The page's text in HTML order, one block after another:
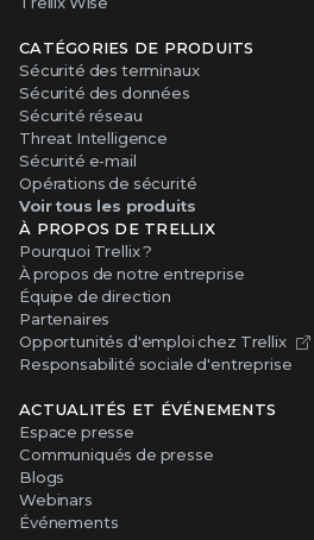
Sécurité des terminaux
Sécurité des données
Sécurité réseau
Threat Intelligence
Sécurité e-mail
Opérations de sécurité
Voir tous les produits
À PROPOS DE TRELLIX
Pourquoi Trellix ?
À propos de notre entreprise
Équipe de direction
Partenaires
Opportunités d'emploi chez Trellix
Responsabilité sociale d'entreprise
Espace presse
Communiqués de presse
Blogs
Webinars
Événements
SUPPORT